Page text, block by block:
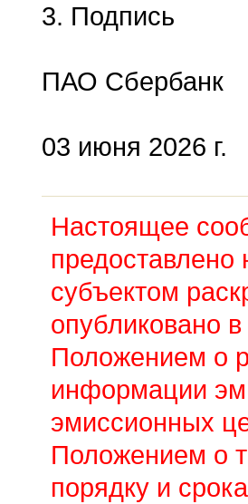
3. Подпись
ПАО Сбербанк
03 июня 2026 г.
Настоящее
предоставлено
субъектом
опубликовано в
Положением о
информации
эмиссионных
Положением о
порядку и